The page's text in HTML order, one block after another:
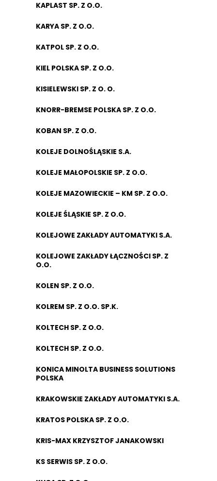
KAPLAST SP. Z O.O.
KARYA SP. Z O.O.
KATPOL SP. Z O.O.
KIEL POLSKA SP. Z O.O.
KISIELEWSKI SP. Z O. O.
KNORR-BREMSE POLSKA SP. Z O.O.
KOBAN SP. Z O.O.
KOLEJE DOLNOŚLĄSKIE S.A.
KOLEJE MAŁOPOLSKIE SP. Z O.O.
KOLEJE MAZOWIECKIE – KM SP. Z O.O.
KOLEJE ŚLĄSKIE SP. Z O.O.
KOLEJOWE ZAKŁADY AUTOMATYKI S.A.
KOLEJOWE ZAKŁADY ŁĄCZNOŚCI SP. Z
O.O.
KOLEN SP. Z O.O.
KOLREM SP. Z O.O. SP.K.
KOLTECH SP. Z O.O.
KOLTECH SP. Z O.O.
KONICA MINOLTA BUSINESS SOLUTIONS
POLSKA
KRAKOWSKIE ZAKŁADY AUTOMATYKI S.A.
KRATOS POLSKA SP. Z O.O.
KRIS-MAX KRZYSZTOF JANAKOWSKI
KS SERWIS SP. Z O.O.